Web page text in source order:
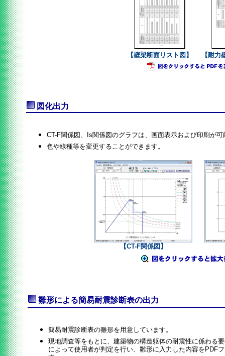
【壁梁断面リスト図】 【耐力
図化出力
CT-F関係図、Is関係図のグラフは、画面表示および印刷が可
色や線種等を変更することができます。
【CT-F関係図】
雛形による簡易耐震診断表の出力
簡易耐震診断表の雛形を用意しています。
現地調査等をもとに、建築物の構造躯体の耐震性に係わる
によって使用者が判定を行い、雛形に入力した内容をPDF